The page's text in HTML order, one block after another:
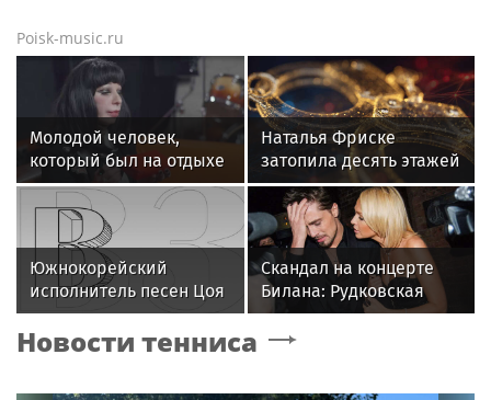
Poisk-music.ru
Молодой человек,
который был на отдыхе
с Агузаровой, опроверг
роман с певицей
Наталья Фриске
затопила десять этажей
в Москве, соседи
подали в суд
Южнокорейский
исполнитель песен Цоя
Сон Вон Соп захотел
провести отпуск в
Скандал на концерте
Билана: Рудковская
прокомментировала и
в Сети "взорвались"
Новости тенниса